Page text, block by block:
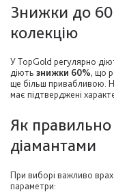
Знижки до
колекцію
У TopGold регулярно
діють знижки 60%, що
ще більш привабливою.
має підтверджені
Як
діамантами
При виборі важливо
параметри: